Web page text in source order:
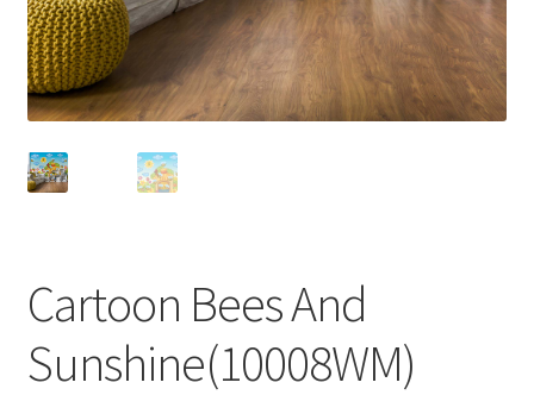
Cartoon Bees And
Sunshine(10008WM)